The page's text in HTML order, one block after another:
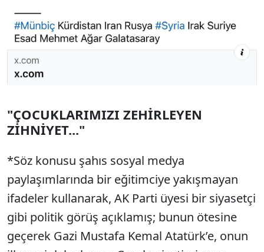
"ÇOCUKLARIMIZI ZEHİRLEYEN
ZİHNİYET..."
*Söz konusu şahıs sosyal medya
paylaşımlarında bir eğitimciye yakışmayan
ifadeler kullanarak, AK Parti üyesi bir siyasetçi
gibi politik görüş açıklamış; bunun ötesine
geçerek Gazi Mustafa Kemal Atatürk’e, onun